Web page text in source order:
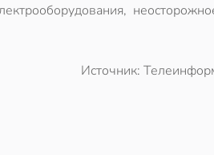
Источник: